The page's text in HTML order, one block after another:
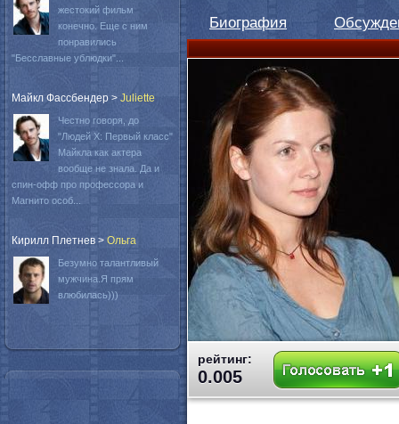
Биография
рейтинг:
0.005
жестокий фильм
конечно. Еще с ним
понравились
"Бесславные ублюдки"...
Майкл Фассбендер > Juliette
Честно говоря, до
"Людей Х: Первый класс"
Майкла как актера
вообще не знала. Да и
спин-офф про профессора и
Магнито особ...
Кирилл Плетнев > Oльга
Безумно талантливый
мужчина.Я прям
влюбилась)))